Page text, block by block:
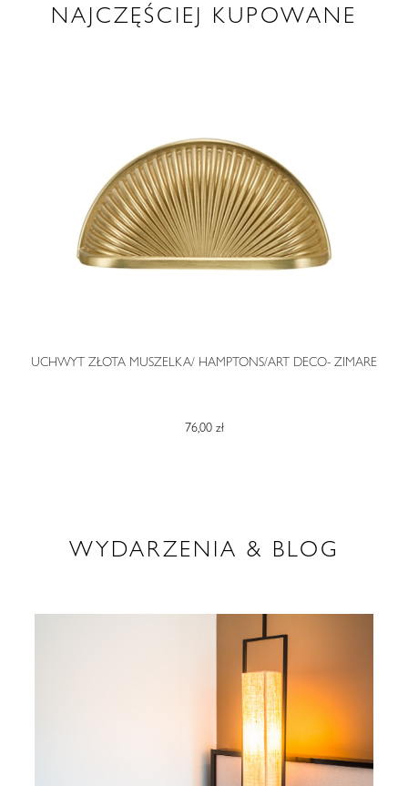
NAJCZĘŚCIEJ KUPOWANE
UCHWYT ZŁOTA MUSZELKA/ HAMPTONS/ART DECO- ZIMARE
76,00 zł
WYDARZENIA & BLOG